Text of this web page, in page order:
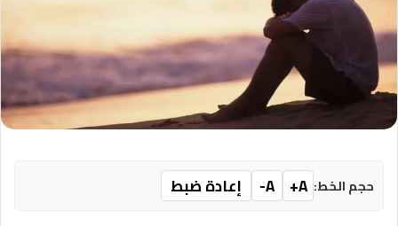
حجم الخط: A+
A-
إعادة ضبط